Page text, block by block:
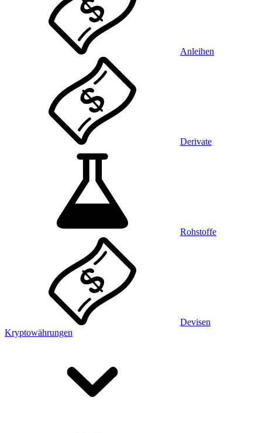
Anleihen
Derivate
Rohstoffe
Devisen
Kryptowährungen